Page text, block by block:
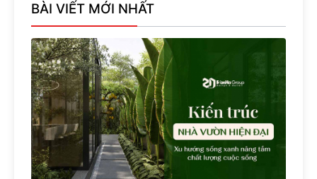
BÀI VIẾT MỚI NHẤT